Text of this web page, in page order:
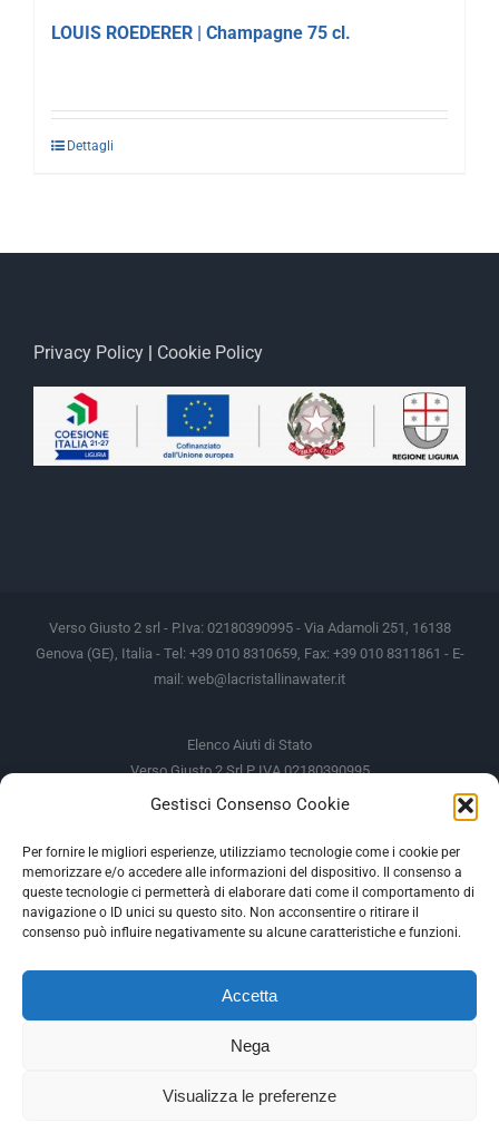
Gestisci Consenso Cookie
Per fornire le migliori esperienze, utilizziamo tecnologie come i cookie per
memorizzare e/o accedere alle informazioni del dispositivo. Il consenso a
queste tecnologie ci permetterà di elaborare dati come il comportamento di
navigazione o ID unici su questo sito. Non acconsentire o ritirare il
consenso può influire negativamente su alcune caratteristiche e funzioni.
Accetta
Nega
Visualizza le preferenze
LOUIS ROEDERER | Champagne 75 cl.
Dettagli
Privacy Policy Cookie Policy
Verso Giusto 2 srl - P.Iva: 02180390995 - Via Adamoli 251, 16138
Genova (GE), Italia - Tel: +39 010 8310659, Fax: +39 010 8311861 - E-
mail: web@lacristallinawater.it
Elenco Aiuti di Stato
Verso Giusto 2 Srl P IVA 02180390995
Soggetto Erogante
Somma Incassata
Agenzia delle Entrate
49.338,00 €
Agenzia delle Entrate
49.338,00 €
M.I.S.E
935,34 €
Gli altri aiuti di Stato sono consultabili sul REGISTRO NAZIONALE
--